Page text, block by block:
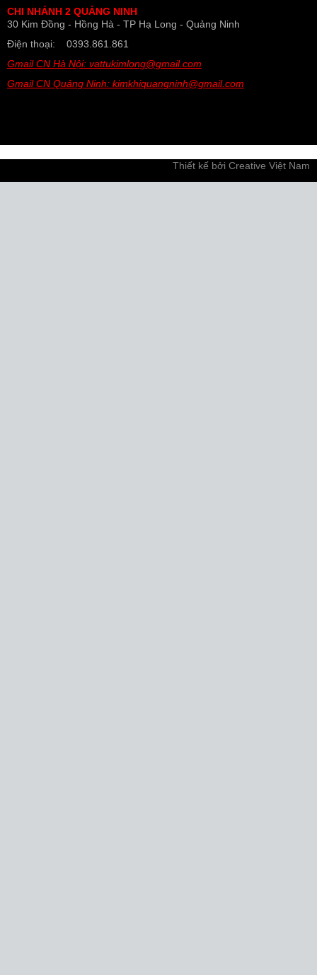
CHI NHÁNH 2 QUẢNG NINH
30 Kim Đồng - Hồng Hà - TP Hạ Long - Quảng Ninh
Điện thoại: 0393.861.861
Gmail CN Hà Nội: vattukimlong@gmail.com
Gmail CN Quảng Ninh: kimkhiquangninh@gmail.com
Thiết kế bởi Creative Việt Nam